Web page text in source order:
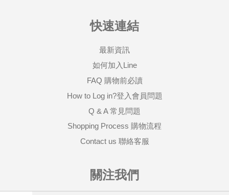
快速連結
最新資訊
如何加入Line
FAQ 購物前必讀
How to Log in?登入會員問題
Q & A 常見問題
Shopping Process 購物流程
Contact us 聯絡客服
關注我們